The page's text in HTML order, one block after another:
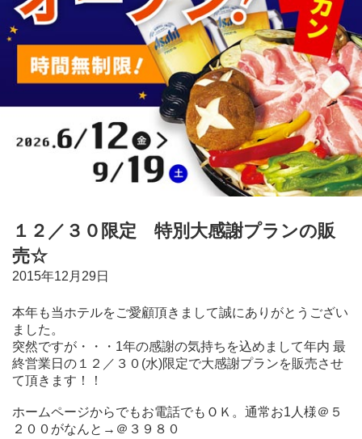
１２／３０限定 特別大感謝プランの販
売☆
2015年12月29日
本年も当ホテルをご愛顧頂きまして誠にありがとうござい
ました。
突然ですが・・・1年の感謝の気持ちを込めまして年内 最
終営業日の１２／３０(水)限定で大感謝プランを販売させ
て頂きます！！
ホームページからでもお電話でもＯＫ。通常お1人様＠５
２００がなんと→ ＠３９８０